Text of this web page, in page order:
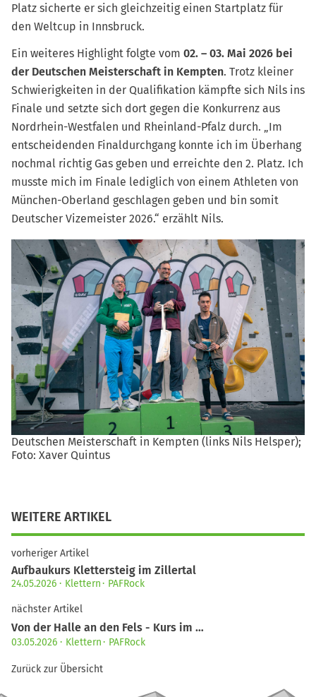
Platz sicherte er sich gleichzeitig einen Startplatz für
den Weltcup in Innsbruck.
Ein weiteres Highlight folgte vom 02. – 03. Mai 2026 bei
der Deutschen Meisterschaft in Kempten. Trotz kleiner
Schwierigkeiten in der Qualifikation kämpfte sich Nils ins
Finale und setzte sich dort gegen die Konkurrenz aus
Nordrhein-Westfalen und Rheinland-Pfalz durch. „Im
entscheidenden Finaldurchgang konnte ich im Überhang
nochmal richtig Gas geben und erreichte den 2. Platz. Ich
musste mich im Finale lediglich von einem Athleten von
München-Oberland geschlagen geben und bin somit
Deutscher Vizemeister 2026.“ erzählt Nils.
Deutschen Meisterschaft in Kempten (links Nils Helsper);
Foto: Xaver Quintus
WEITERE ARTIKEL
vorheriger Artikel
Aufbaukurs Klettersteig im Zillertal
24.05.2026 Klettern PAFRock
nächster Artikel
Von der Halle an den Fels - Kurs im …
03.05.2026 Klettern PAFRock
Zurück zur Übersicht